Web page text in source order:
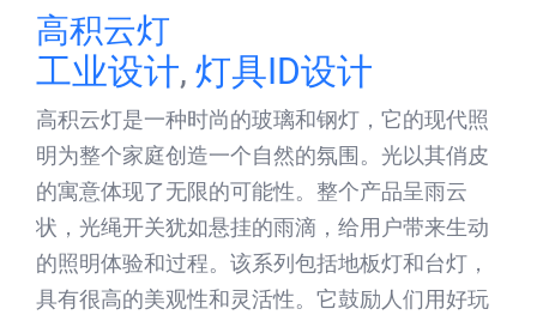
高积云灯
工业设计, 灯具ID设计
高积云灯是一种时尚的玻璃和钢灯，它的现代照
明为整个家庭创造一个自然的氛围。光以其俏皮
的寓意体现了无限的可能性。整个产品呈雨云
状，光绳开关犹如悬挂的雨滴，给用户带来生动
的照明体验和过程。该系列包括地板灯和台灯，
具有很高的美观性和灵活性。它鼓励人们用好玩